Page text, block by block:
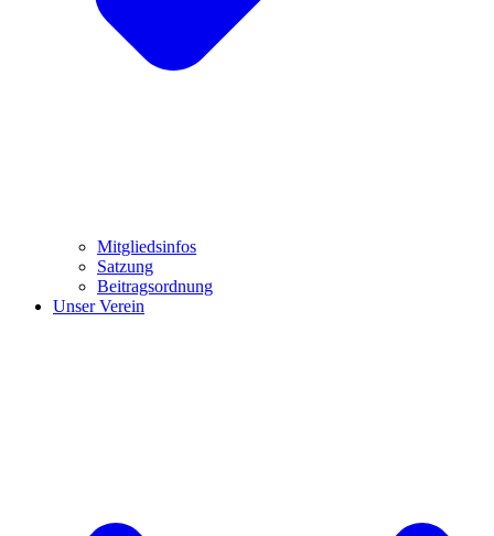
Mitgliedsinfos
Satzung
Beitragsordnung
Unser Verein